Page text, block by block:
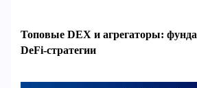
Топовые DEX и агрегаторы:
DeFi-стратегии